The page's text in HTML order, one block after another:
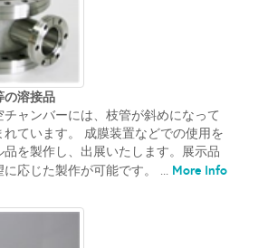
の溶接品
ャンバーには、枝管が斜めになって
れています。 成膜装置などでの使用を
を製作し、出展いたします。展示品
に応じた製作が可能です。 ... More Info